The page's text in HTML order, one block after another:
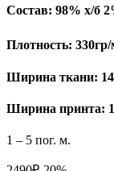
Состав: 98% х/б
Плотность:
Ширина ткани:
Ширина принта:
1 – 5 пог. м.